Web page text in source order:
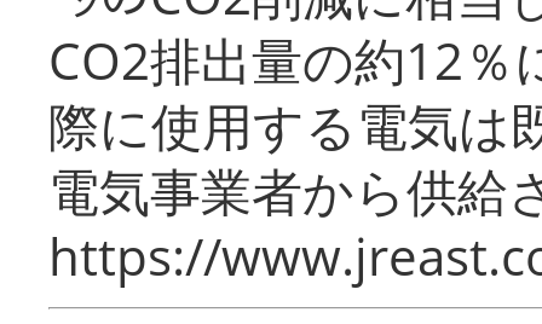
CO2排出量の約12％
際に使用する電気は
電気事業者から供給
https://